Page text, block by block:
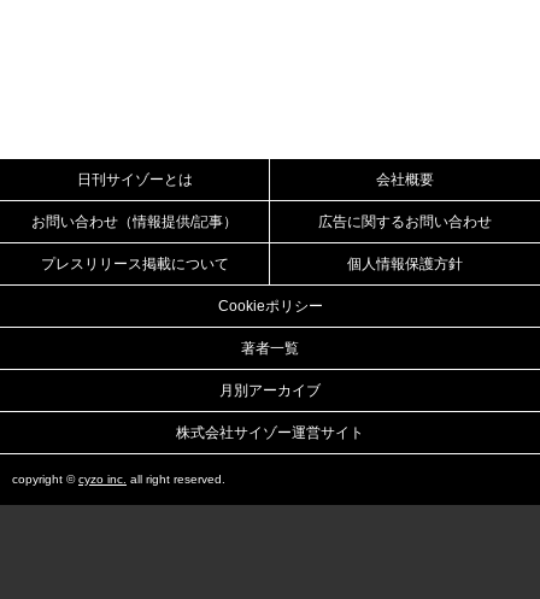
日刊サイゾーとは 会社概要
お問い合わせ（情報提供/記事） 広告に関するお問い合わせ
プレスリリース掲載について 個人情報保護方針
Cookieポリシー
著者一覧
月別アーカイブ
株式会社サイゾー運営サイト
copyright ©cyzo inc. all right reserved.